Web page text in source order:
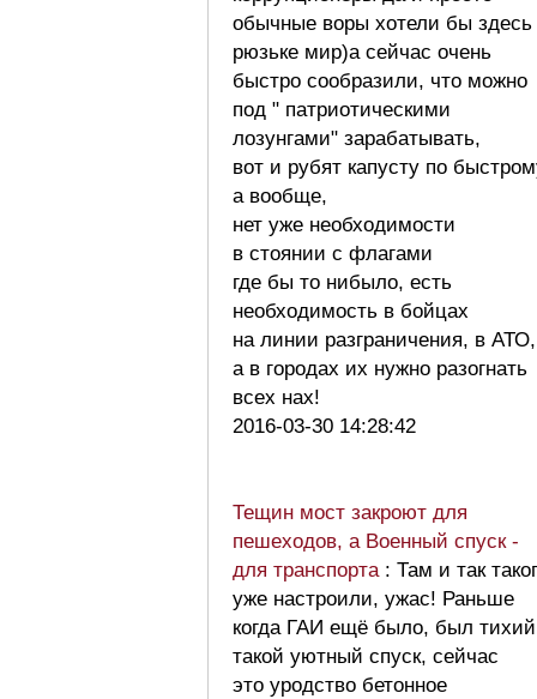
обычные воры хотели бы здесь
рюзьке мир)а сейчас очень
быстро сообразили, что можно
под " патриотическими
лозунгами" зарабатывать,
вот и рубят капусту по
а вообще,
нет уже необходимости
в стоянии с флагами
где бы то нибыло, есть
необходимость в бойцах
на линии разграничения, в АТО,
а в городах их нужно разогнать
всех нах!
2016-03-30 14:28:42
Тещин мост закроют для
пешеходов, а Военный спуск -
для транспорта : Там и так
уже настроили, ужас! Раньше
когда ГАИ ещё было, был тихий
такой уютный спуск, сейчас
это уродство бетонное